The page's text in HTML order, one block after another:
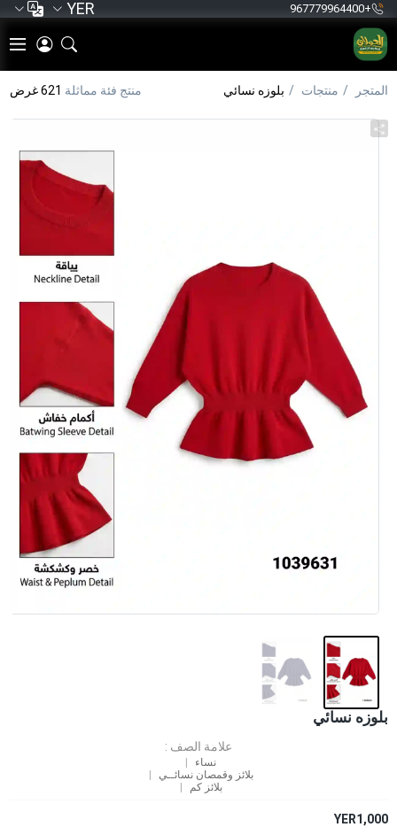
+967779964400
YER
المتجر منتجات بلوزه نسائي منتج فئة مماثلة 621 غرض
بلوزه نسائي
علامة الصف :
نساء
بلائز وقمصان نسائــي
بلائز كم
YER1,000